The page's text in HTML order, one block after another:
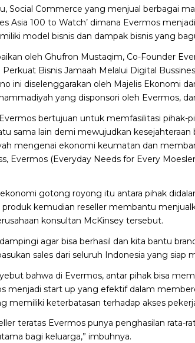
Social Commerce yang menjual berbagai
Asia 100 to Watch’ dimana Evermos
model bisnis dan dampak bisnis yang
oleh Ghufron Mustaqim, Co-Founder
Bisnis Jamaah Melalui Digital
ini diselenggarakan oleh Majelis Ekonomi
yang disponsori oleh Evermos,
bertujuan untuk memfasilitasi
sama lain demi mewujudkan kesejahteraan
mengenai ekonomi keumatan dan
Evermos (Everyday Needs for Every
ekonomi gotong royong itu antara pihak
kemudian reseller membantu
konsultan McKinsey tersebut.
agar bisa berhasil dan kita bantu
sales dari seluruh Indonesia yang siap
bahwa di Evermos, antar pihak bisa
menjadi start up yang efektif dalam
memiliki keterbatasan terhadap akses
teratas Evermos punya penghasilan rata-
bagi keluarga,” imbuhnya.